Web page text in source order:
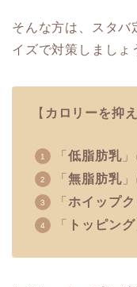
そんな方は、スタバ
イズで対策しましょ
【 カロリーを抑
「 低脂肪乳
「 無脂肪乳
「 ホイップ
「
トッピング